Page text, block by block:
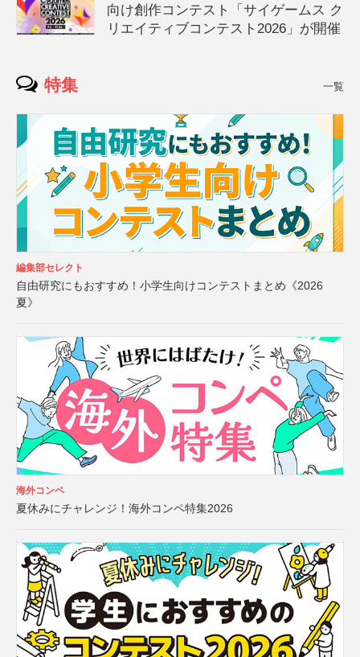
向け創作コンテスト「サイゲームス ク
リエイティブコンテスト2026」が開催
特集 一覧
編集部セレクト
自由研究にもおすすめ！小学生向けコンテストまとめ《2026
夏》
海外コンペ
夏休みにチャレンジ！海外コンペ特集2026